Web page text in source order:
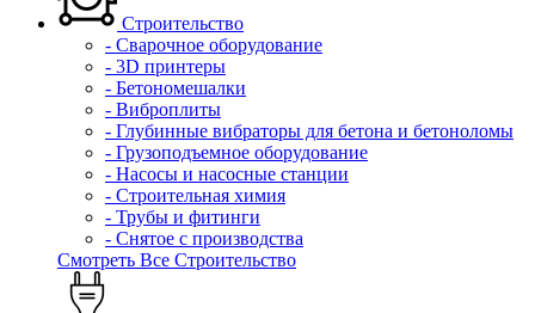
Строительство
- Сварочное оборудование
- 3D принтеры
- Бетономешалки
- Виброплиты
- Глубинные вибраторы для бетона и бетоноломы
- Грузоподъемное оборудование
- Насосы и насосные станции
- Строительная химия
- Трубы и фитинги
- Снятое с производства
Смотреть Все Строительство